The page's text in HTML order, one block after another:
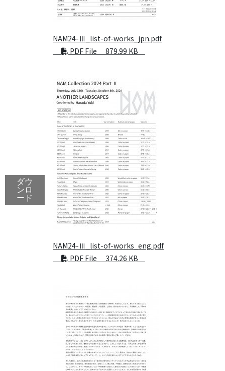
ダウ
ンロ
ード
NAM24-Ⅲ_list-of-works_jpn.pdf
PDF File 879.99 KB
NAM24-Ⅲ_list-of-works_eng.pdf
PDF File 374.26 KB